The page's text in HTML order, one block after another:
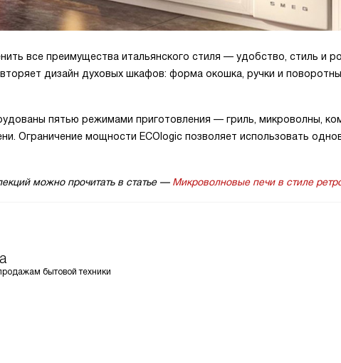
все преимущества итальянского стиля — удобство, стиль и
дизайн духовых шкафов: форма окошка, ручки и
пятью режимами приготовления — гриль, микроволны,
Ограничение мощности ECOlogic позволяет использовать
можно прочитать в статье — Микроволновые печи в стиле
бытовой техники